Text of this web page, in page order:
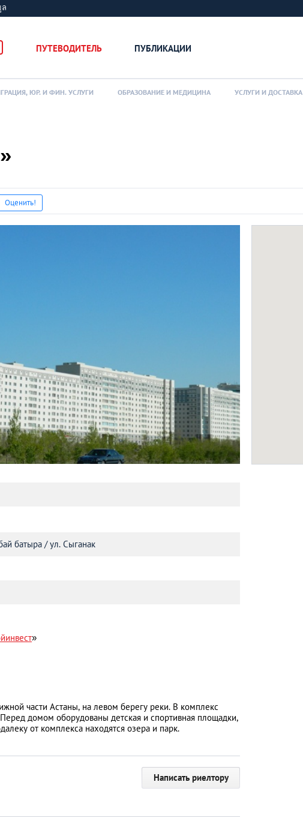
ПУТЕВОДИТЕЛЬ ПУБЛИКАЦИИ
ЮР. И ФИН. УСЛУГИ ОБРАЗОВАНИЕ И МЕДИЦИНА УСЛУГИ И ДОСТАВКА
Оценить!
батыра / ул. Сыганак
»
части Астаны, на левом берегу реки. В комплекс
домом оборудованы детская и спортивная площадки,
от комплекса находятся озера и парк.
Написать риелтору